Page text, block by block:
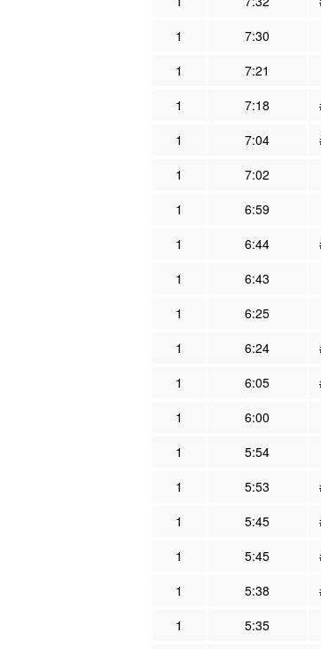
1
7:30
1
7:21
1
7:18
1
7:04
1
7:02
1
6:59
1
6:44
1
6:43
1
6:25
1
6:24
1
6:05
1
6:00
1
5:54
1
5:53
1
5:45
1
5:45
1
5:38
1
5:35